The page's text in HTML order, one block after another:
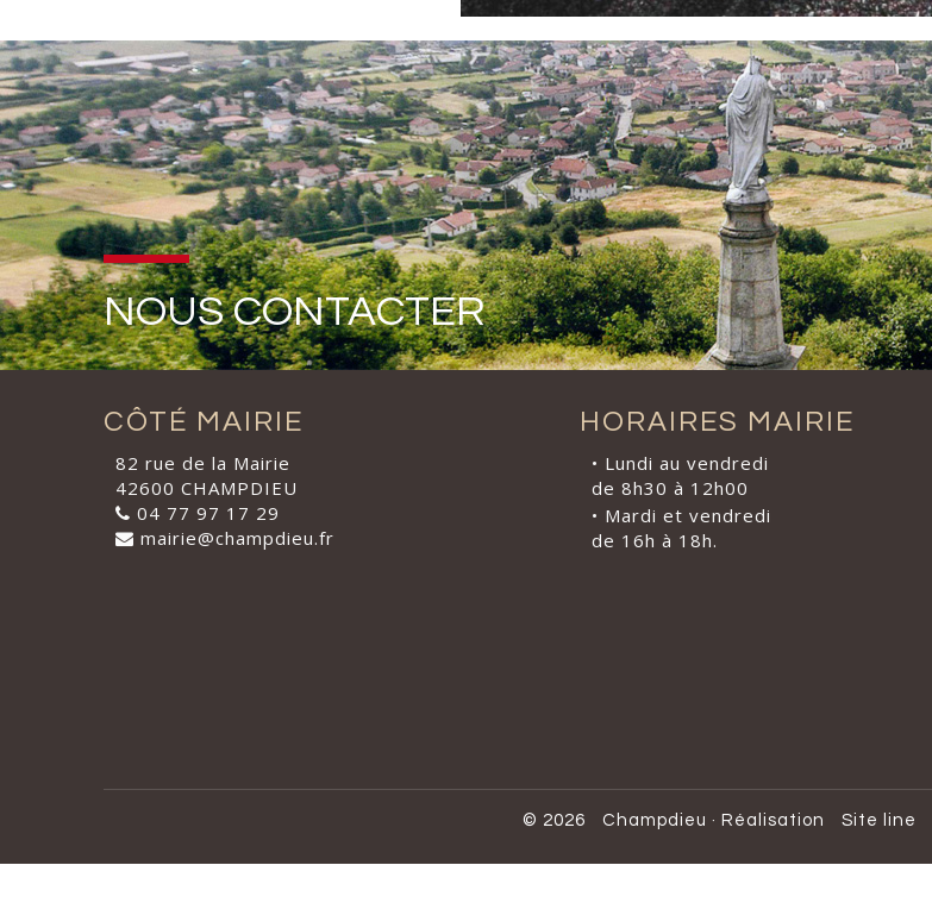
NOUS CONTACTER
CÔTÉ MAIRIE
82 rue de la Mairie
42600 CHAMPDIEU
04 77 97 17 29
mairie@champdieu.fr
HORAIRES MAIRIE
• Lundi au vendredi
de 8h30 à 12h00
• Mardi et vendredi
de 16h à 18h.
© 2026 Champdieu · Réalisation Site line